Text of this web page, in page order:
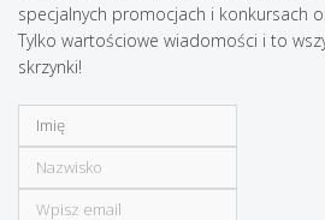
specjalnych promocjach i konkursach
Tylko wartościowe wiadomości i to
skrzynki!